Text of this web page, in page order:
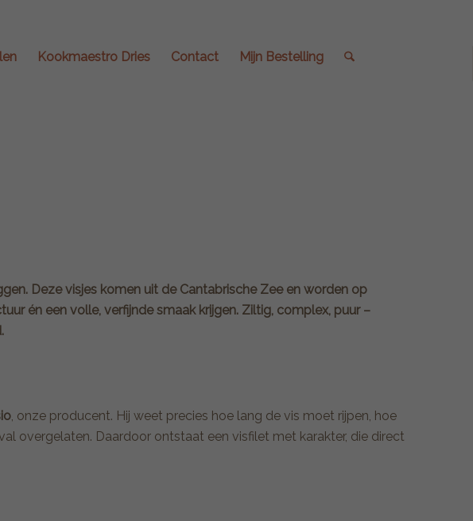
Kookmaestro Dries Contact Mijn Bestelling
Deze visjes komen uit de Cantabrische Zee en worden op
én een volle, verfijnde smaak krijgen. Ziltig, complex, puur –
, onze producent. Hij weet precies hoe lang de vis moet rijpen, hoe
overgelaten. Daardoor ontstaat een visfilet met karakter, die direct